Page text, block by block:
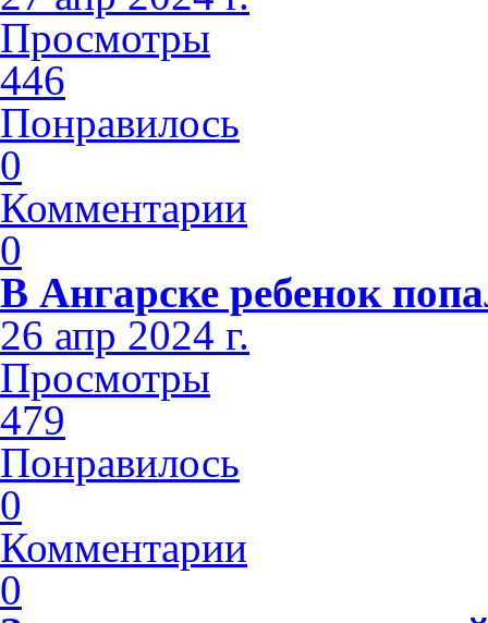
Просмотры
446
Понравилось
0
Комментарии
0
В Ангарске ребенок
26 апр 2024 г.
Просмотры
479
Понравилось
0
Комментарии
0